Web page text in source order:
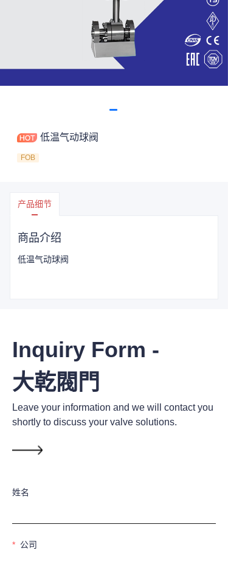
低温气动球阀
FOB
产品细节
商品介绍
低温气动球阀
Inquiry Form -
大乾閥門
姓名
公司
Leave your information and we will contact you
shortly to discuss your valve solutions.